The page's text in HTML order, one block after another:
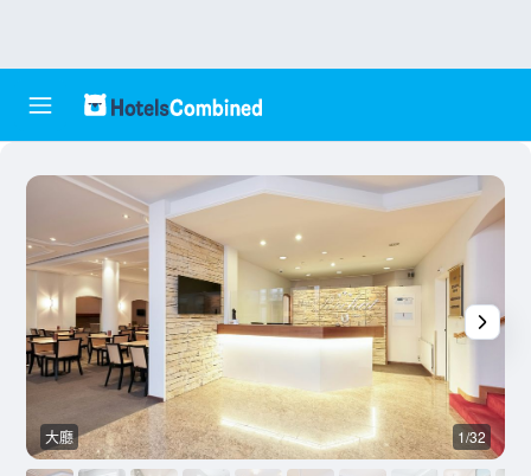
大廳 1/32